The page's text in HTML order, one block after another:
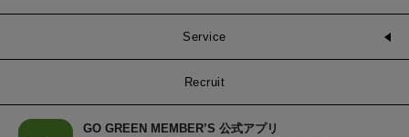
Service
Recruit
GO GREEN MEMBER’S 公式アプリ